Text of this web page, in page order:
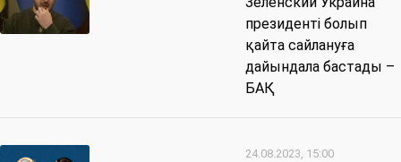
президенті болып
қайта сайлануға
дайындала бастады –
БАҚ
24.08.2023, 15:00